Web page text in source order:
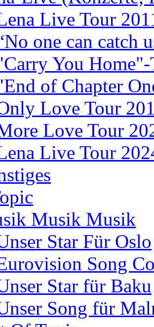
Live Tour
one can catch
You
of Chapter
Love Tour
Love Tour
Live Tour
Musik Musik
Star Für Oslo
Song
Star für Baku
Song für